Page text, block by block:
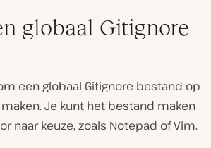
globaal Gitignore
een globaal Gitignore bestand op
Je kunt het bestand maken
naar keuze, zoals Notepad of Vim.